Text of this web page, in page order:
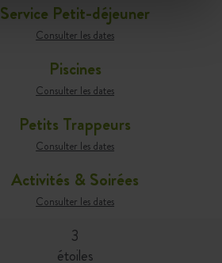
Service Petit-déjeuner
Consulter les dates
Piscines
Consulter les dates
Petits Trappeurs
Consulter les dates
Activités & Soirées
Consulter les dates
3
étoiles